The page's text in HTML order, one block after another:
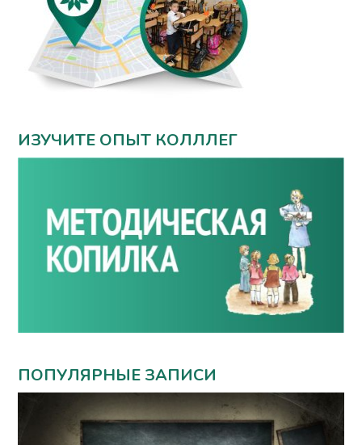
ИЗУЧИТЕ ОПЫТ КОЛЛЛЕГ
ПОПУЛЯРНЫЕ ЗАПИСИ